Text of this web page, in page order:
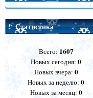
Статистика
Всего: 1607
Новых сегодня:0
Новых вчера: 0
Новых за неделю:0
Новых за месяц: 0